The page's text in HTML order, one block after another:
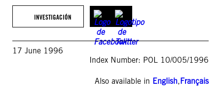
INVESTIGACIÓN
17 June 1996
Index Number: POL 10/005/1996
Also available in English,Français